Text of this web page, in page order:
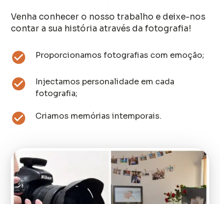
Venha conhecer o nosso trabalho e deixe-nos
contar a sua história através da fotografia!
Proporcionamos fotografias com emoção;
Injectamos personalidade em cada
fotografia;
Criamos memórias intemporais.